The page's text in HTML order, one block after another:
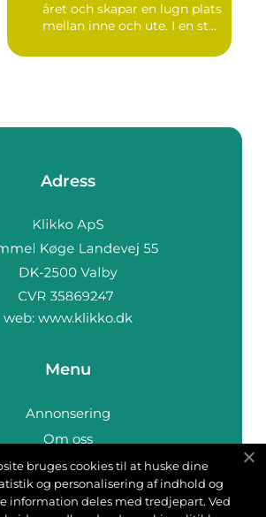
året och skapar en lugn plats
mellan inne och ute. I en st...
Adress
web: www.klikko.dk
Menu
Annonsering
Om oss
Cookies
Kontakta oss
bruges cookies til at huske dine
og personalisering af indhold og
information deles med tredjepart. Ved